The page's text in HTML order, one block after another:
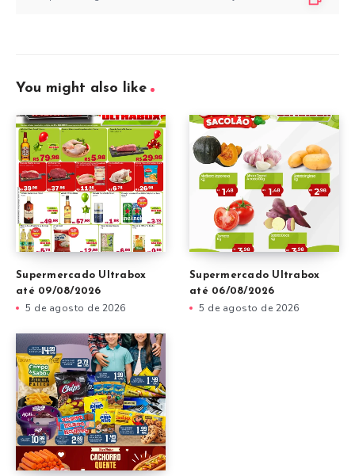
You might also like
Supermercado Ultrabox
até 09/08/2026
5 de agosto de 2026
Supermercado Ultrabox
até 06/08/2026
5 de agosto de 2026